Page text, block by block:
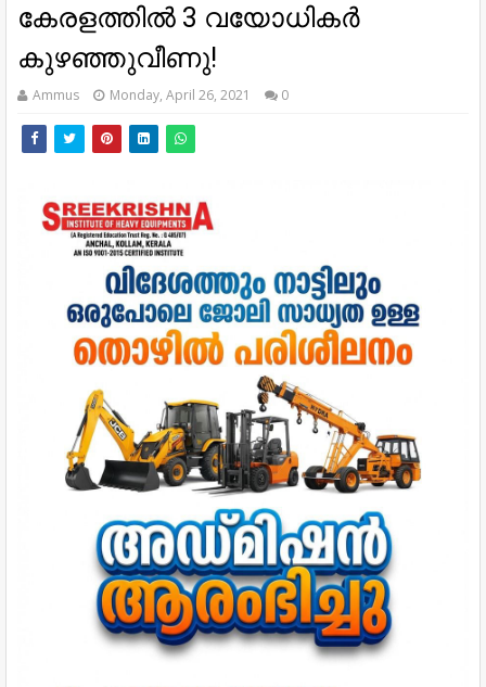
കേരളത്തിൽ 3 വയോധികർ
കുഴഞ്ഞുവീണു!
Ammus Monday, April 26, 2021 0